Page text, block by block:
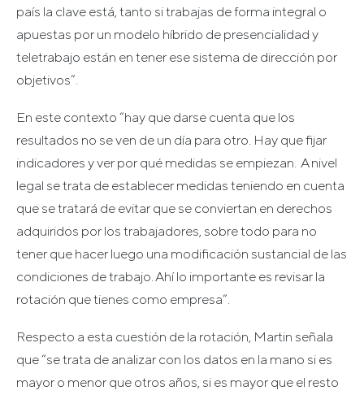
país la clave está, tanto si trabajas de forma integral o
apuestas por un modelo híbrido de presencialidad y
teletrabajo están en tener ese sistema de dirección por
objetivos”.
En este contexto “hay que darse cuenta que los
resultados no se ven de un día para otro. Hay que fijar
indicadores y ver por qué medidas se empiezan. A nivel
legal se trata de establecer medidas teniendo en cuenta
que se tratará de evitar que se conviertan en derechos
adquiridos por los trabajadores, sobre todo para no
tener que hacer luego una modificación sustancial de las
condiciones de trabajo. Ahí lo importante es revisar la
rotación que tienes como empresa”.
Respecto a esta cuestión de la rotación, Martin señala
que “se trata de analizar con los datos en la mano si es
mayor o menor que otros años, si es mayor que el resto